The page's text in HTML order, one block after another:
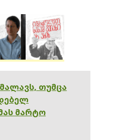
თუმცა
მარტო